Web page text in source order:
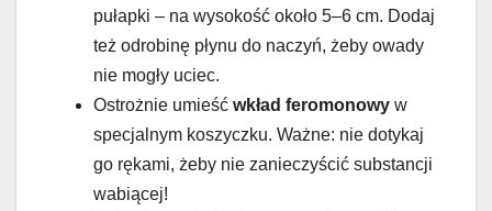
pułapki – na wysokość około 5–6 cm. Dodaj
też odrobinę płynu do naczyń, żeby owady
nie mogły uciec.
Ostrożnie umieść wkład feromonowy w
specjalnym koszyczku. Ważne: nie dotykaj
go rękami, żeby nie zanieczyścić substancji
wabiącej!